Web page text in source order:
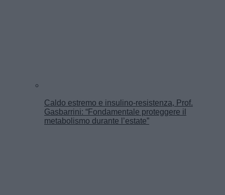
Caldo estremo e insulino-resistenza, Prof.
Gasbarrini: “Fondamentale proteggere il
metabolismo durante l’estate”